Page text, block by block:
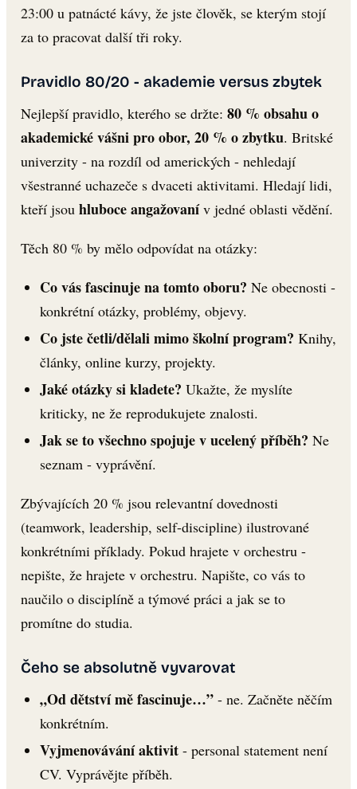
23:00 u patnácté kávy, že jste člověk, se kterým stojí
za to pracovat další tři roky.
Pravidlo 80/20 - akademie versus zbytek
Nejlepší pravidlo, kterého se držte: 80 % obsahu o
akademické vášni pro obor, 20 % o zbytku. Britské
univerzity - na rozdíl od amerických - nehledají
všestranné uchazeče s dvaceti aktivitami. Hledají lidi,
kteří jsou hluboce angažovanív jedné oblasti vědění.
Těch 80 % by mělo odpovídat na otázky:
Co vás fascinuje na tomto oboru? Ne obecnosti -
konkrétní otázky, problémy, objevy.
Co jste četli/dělali mimo školní program? Knihy,
články, online kurzy, projekty.
Jaké otázky si kladete? Ukažte, že myslíte
kriticky, ne že reprodukujete znalosti.
Jak se to všechno spojuje v ucelený příběh? Ne
seznam - vyprávění.
Zbývajících 20 % jsou relevantní dovednosti
(teamwork, leadership, self-discipline) ilustrované
konkrétními příklady. Pokud hrajete v orchestru -
nepište, že hrajete v orchestru. Napište, co vás to
naučilo o disciplíně a týmové práci a jak se to
promítne do studia.
Čeho se absolutně vyvarovat
„Od dětství mě fascinuje…”- ne. Začněte něčím
konkrétním.
Vyjmenovávání aktivit- personal statement není
CV. Vyprávějte příběh.